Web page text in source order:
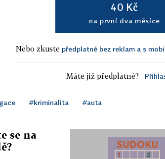
40 Kč
na první dva měsíce
Nebo zkuste předplatné bez reklam a s
Máte již předplatné?
#kriminalita #auta
se na